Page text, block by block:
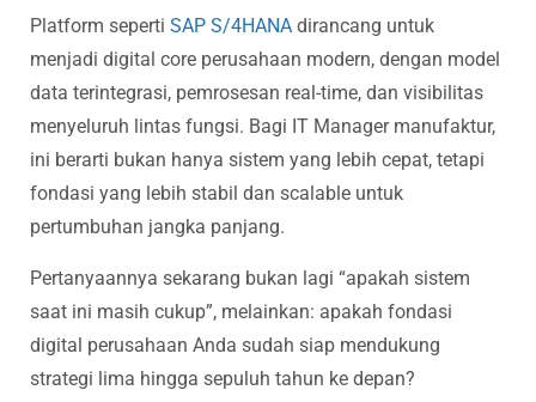
Platform seperti SAP S/4HANA dirancang untuk
menjadi digital core perusahaan modern, dengan model
data terintegrasi, pemrosesan real-time, dan visibilitas
menyeluruh lintas fungsi. Bagi IT Manager manufaktur,
ini berarti bukan hanya sistem yang lebih cepat, tetapi
fondasi yang lebih stabil dan scalable untuk
pertumbuhan jangka panjang.
Pertanyaannya sekarang bukan lagi “apakah sistem
saat ini masih cukup”, melainkan: apakah fondasi
digital perusahaan Anda sudah siap mendukung
strategi lima hingga sepuluh tahun ke depan?